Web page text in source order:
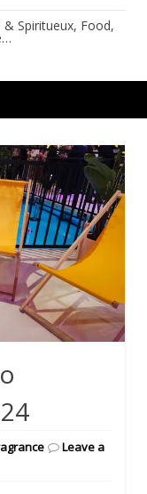
Spiritueux, Food,
Leave a